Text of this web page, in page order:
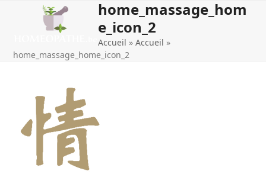
Open
mobile
menu
Close
mobile
menu
home_massage_hom
e_icon_2
Accueil »Accueil »
home_massage_home_icon_2